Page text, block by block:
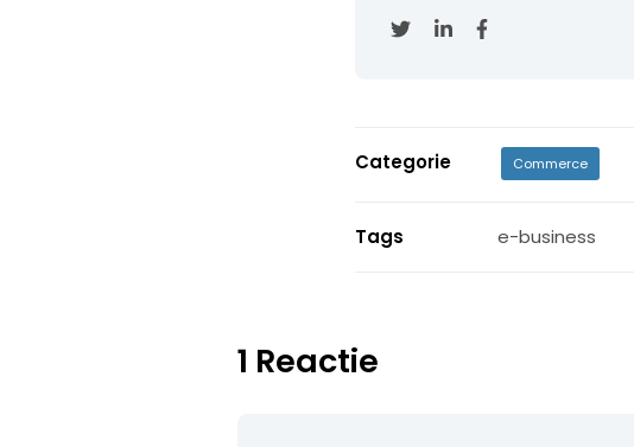
Categorie Commerce
Tags e-business
1 Reactie